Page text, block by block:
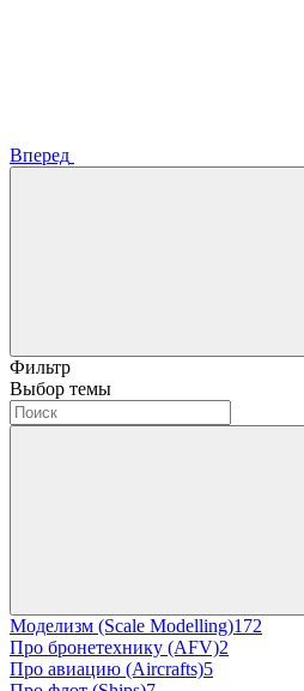
Вперед
Фильтр
Выбор темы
Моделизм (Scale Modelling)172
Про бронетехнику (AFV)2
Про авиацию (Aircrafts)5